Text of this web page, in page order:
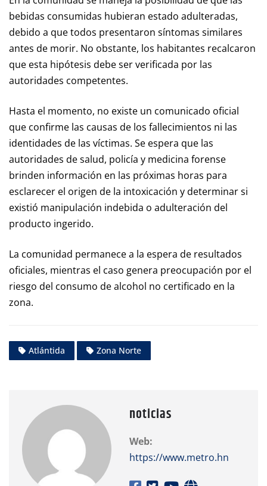
bebidas consumidas hubieran estado adulteradas,
debido a que todos presentaron síntomas similares
antes de morir. No obstante, los habitantes recalcaron
que esta hipótesis debe ser verificada por las
autoridades competentes.
Hasta el momento, no existe un comunicado oficial
que confirme las causas de los fallecimientos ni las
identidades de las víctimas. Se espera que las
autoridades de salud, policía y medicina forense
brinden información en las próximas horas para
esclarecer el origen de la intoxicación y determinar si
existió manipulación indebida o adulteración del
producto ingerido.
La comunidad permanece a la espera de resultados
oficiales, mientras el caso genera preocupación por el
riesgo del consumo de alcohol no certificado en la
zona.
Atlántida Zona Norte
noticias
Web:
https://www.metro.hn